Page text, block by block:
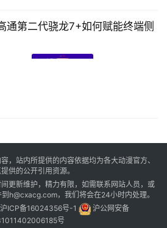
通第二代骁龙7+如何赋能终端侧
，站内所提供的内容依据均为各大动漫官方、
供的公开引用资源。
更新维护，精力有限，如需联系网站人员，或
h@cxacg.com，我们将会在24小时内处理。
沪ICP备16024356号-1
沪公网安备
号